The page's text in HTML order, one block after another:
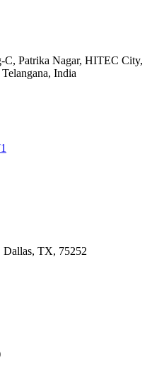
C, Patrika Nagar, HITEC City,
India
Dallas, TX, 75252